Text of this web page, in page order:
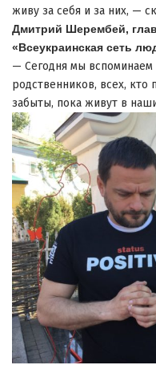
живу за себя и за них, —
Дмитрий Шерембей,
«Всеукраинская сеть
— Сегодня мы вспоминаем
родственников, всех,
забыты, пока живут в